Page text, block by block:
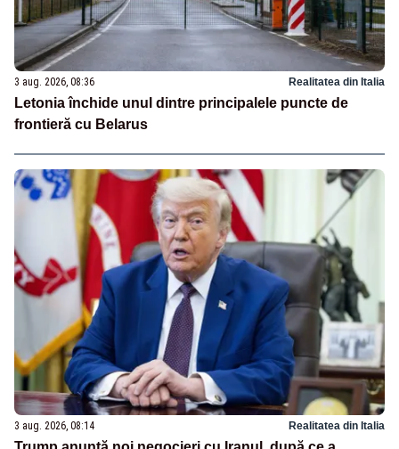
3 aug. 2026, 08:36 Realitatea din Italia
Letonia închide unul dintre principalele puncte de
frontieră cu Belarus
3 aug. 2026, 08:14 Realitatea din Italia